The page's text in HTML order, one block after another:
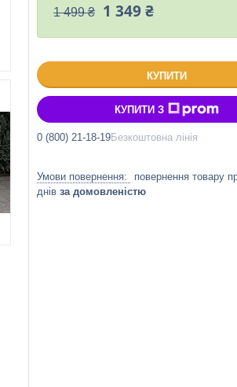
1 499 ₴ 1 349 ₴
КУПИТИ
КУПИТИ З
0 (800) 21-18-19Безкоштовна лінія
повернення товару
днів за домовленістю